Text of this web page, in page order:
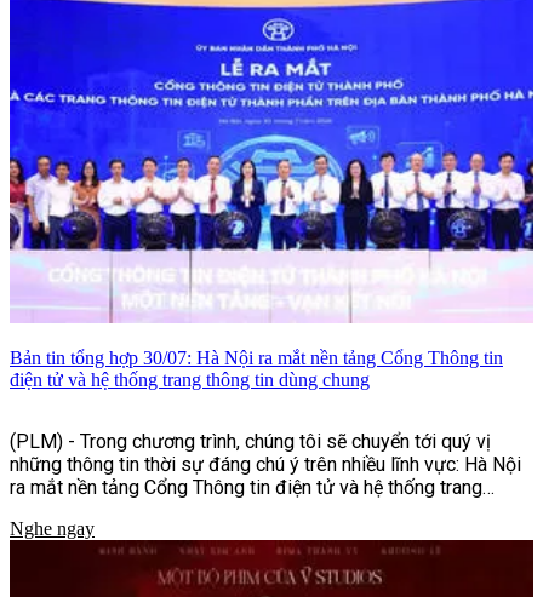
Bản tin tổng hợp 30/07: Hà Nội ra mắt nền tảng Cổng Thông tin
điện tử và hệ thống trang thông tin dùng chung
(PLM) - Trong chương trình, chúng tôi sẽ chuyển tới quý vị
những thông tin thời sự đáng chú ý trên nhiều lĩnh vực: Hà Nội
ra mắt nền tảng Cổng Thông tin điện tử và hệ thống trang
niệm Ngày Thương binh - Liệt sĩ, cùng những nỗ lực tăng
cường bảo đảm an toàn giao thông, phòng, chống mua bán
người và nhiều tin tức nổi bật khác.
Nghe ngay